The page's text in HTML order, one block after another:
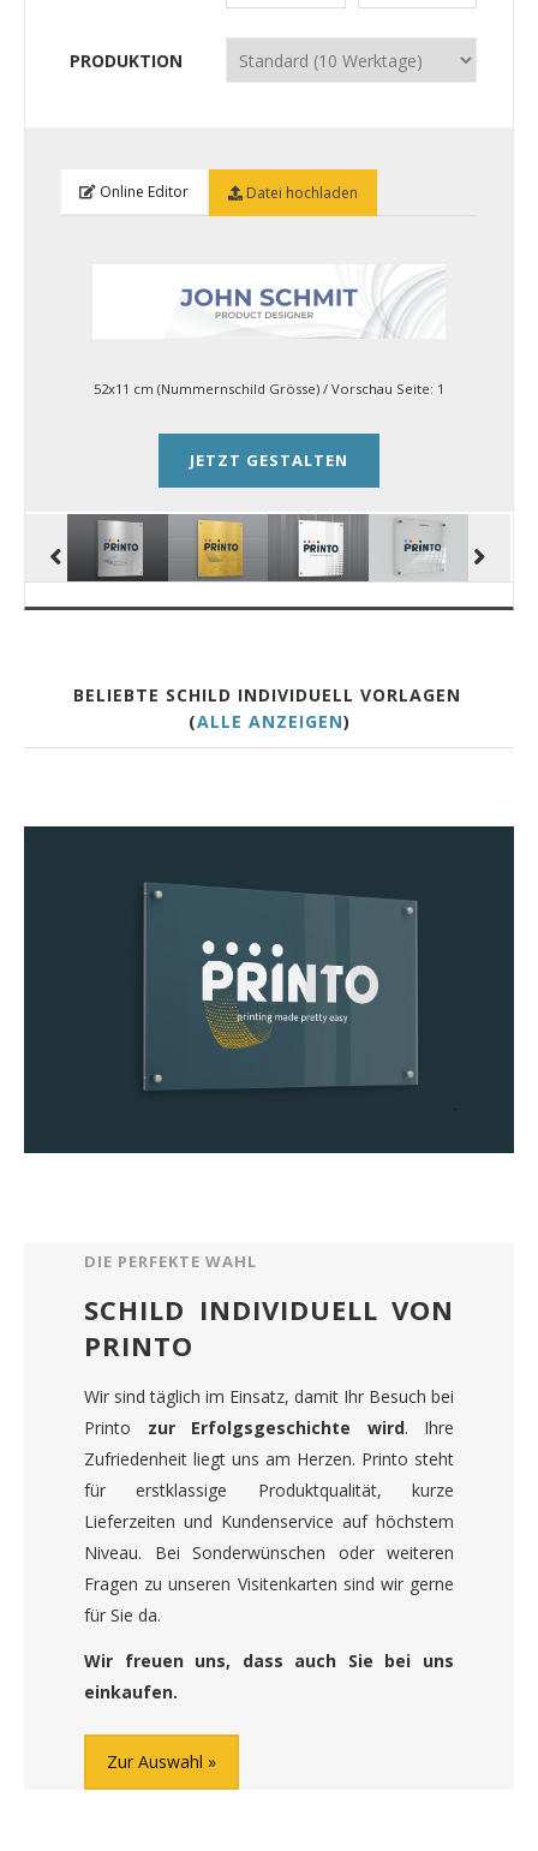
PRODUKTION
Online Editor Datei hochladen
52x11 cm (Nummernschild Grösse) / Vorschau Seite: 1
JETZT GESTALTEN
BELIEBTE SCHILD INDIVIDUELL VORLAGEN
(ALLE ANZEIGEN)
DIE PERFEKTE WAHL
SCHILD INDIVIDUELL VON
PRINTO
Wir sind täglich im Einsatz, damit Ihr Besuch bei
Printo zur Erfolgsgeschichte wird. Ihre
Zufriedenheit liegt uns am Herzen. Printo steht
für erstklassige Produktqualität, kurze
Lieferzeiten und Kundenservice auf höchstem
Niveau. Bei Sonderwünschen oder weiteren
Fragen zu unseren Visitenkarten sind wir gerne
für Sie da.
Wir freuen uns, dass auch Sie bei uns
einkaufen.
Zur Auswahl